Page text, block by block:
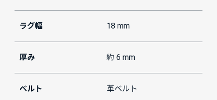
ラグ幅 18 mm
厚み 約 6 mm
ベルト 革ベルト